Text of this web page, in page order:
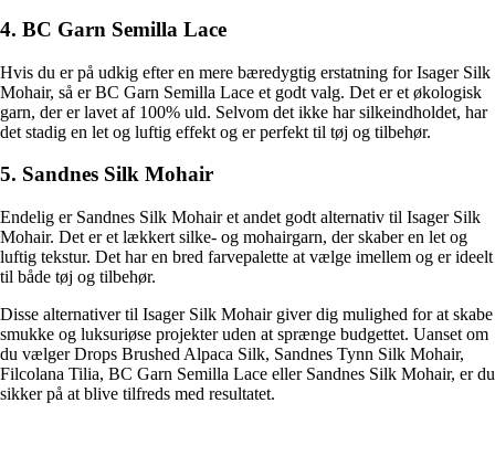
4. BC Garn Semilla Lace
Hvis du er på udkig efter en mere bæredygtig erstatning for Isager Silk
Mohair, så er BC Garn Semilla Lace et godt valg. Det er et økologisk
garn, der er lavet af 100% uld. Selvom det ikke har silkeindholdet, har
det stadig en let og luftig effekt og er perfekt til tøj og tilbehør.
5. Sandnes Silk Mohair
Endelig er Sandnes Silk Mohair et andet godt alternativ til Isager Silk
Mohair. Det er et lækkert silke- og mohairgarn, der skaber en let og
luftig tekstur. Det har en bred farvepalette at vælge imellem og er ideelt
til både tøj og tilbehør.
Disse alternativer til Isager Silk Mohair giver dig mulighed for at skabe
smukke og luksuriøse projekter uden at sprænge budgettet. Uanset om
du vælger Drops Brushed Alpaca Silk, Sandnes Tynn Silk Mohair,
Filcolana Tilia, BC Garn Semilla Lace eller Sandnes Silk Mohair, er du
sikker på at blive tilfreds med resultatet.